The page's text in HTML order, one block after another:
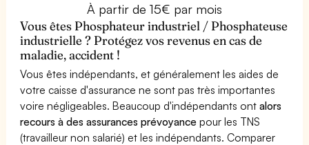
À partir de 15€ par mois
Vous êtes Phosphateur industriel / Phosphateuse
industrielle ? Protégez vos revenus en cas de
maladie, accident !
Vous êtes indépendants, et généralement les aides de
votre caisse d'assurance ne sont pas très importantes
voire négligeables. Beaucoup d'indépendants ontalors
recours à des assurances prévoyance pour les TNS
(travailleur non salarié) et les indépendants. Comparer